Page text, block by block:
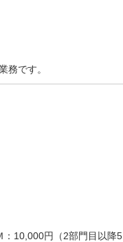
務です。
10,000円（2部門目以降